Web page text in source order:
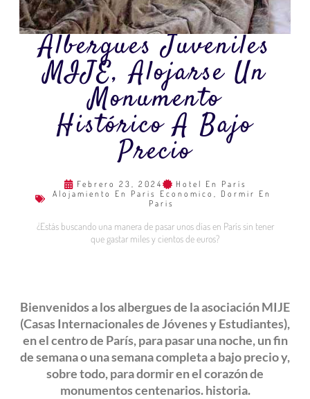
Albergues Juveniles
MIJE, Alojarse Un
Monumento
Histórico A Bajo
Precio
Febrero 23, 2024
Hotel En París
Alojamiento En Paris Economico , Dormir En
Paris
¿Estás buscando una manera de pasar unos días en París sin tener
que gastar miles y cientos de euros?
Bienvenidos a los albergues de la asociación MIJE
(Casas Internacionales de Jóvenes y Estudiantes),
en el centro de París, para pasar una noche, un fin
de semana o una semana completa a bajo precio y,
sobre todo, para dormir en el corazón de
monumentos centenarios. historia.